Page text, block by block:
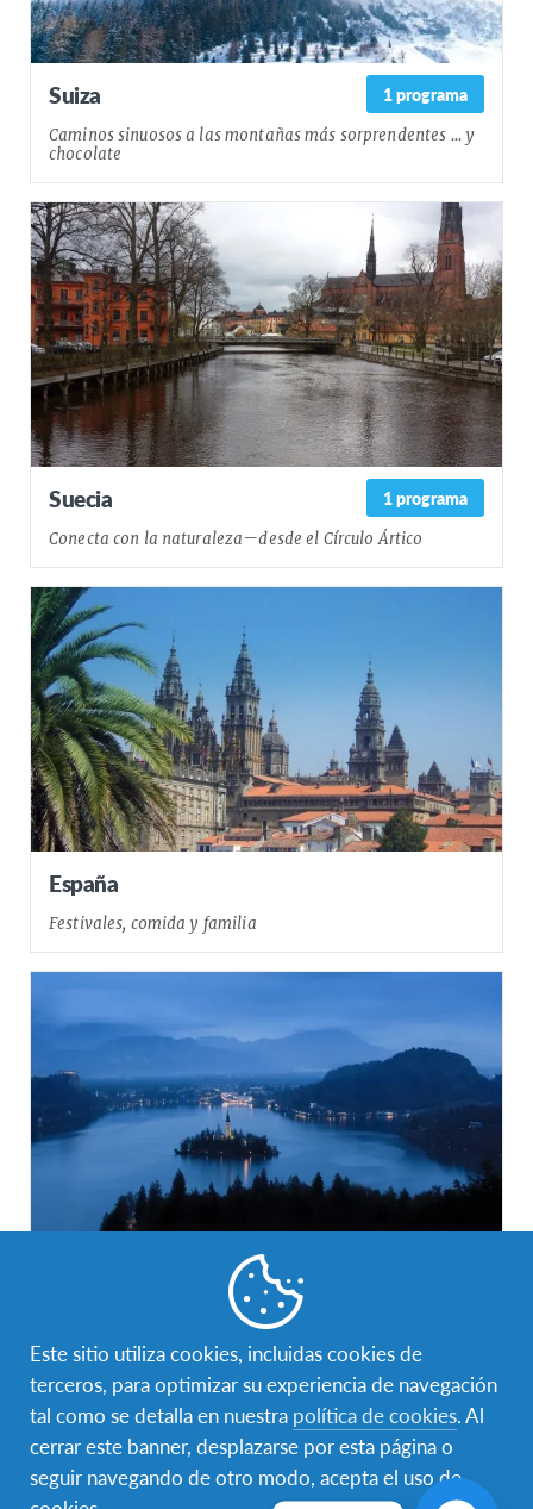
1 programa
Suiza
Caminos sinuosos a las montañas más sorprendentes ... y
chocolate
1 programa
Suecia
Conecta con la naturaleza—desde el Círculo Ártico
España
Festivales, comida y familia
Este sitio utiliza cookies, incluidas cookies de
terceros, para optimizar su experiencia de navegación
tal como se detalla en nuestra política de cookies. Al
cerrar este banner, desplazarse por esta página o
seguir navegando de otro modo, acepta el uso de